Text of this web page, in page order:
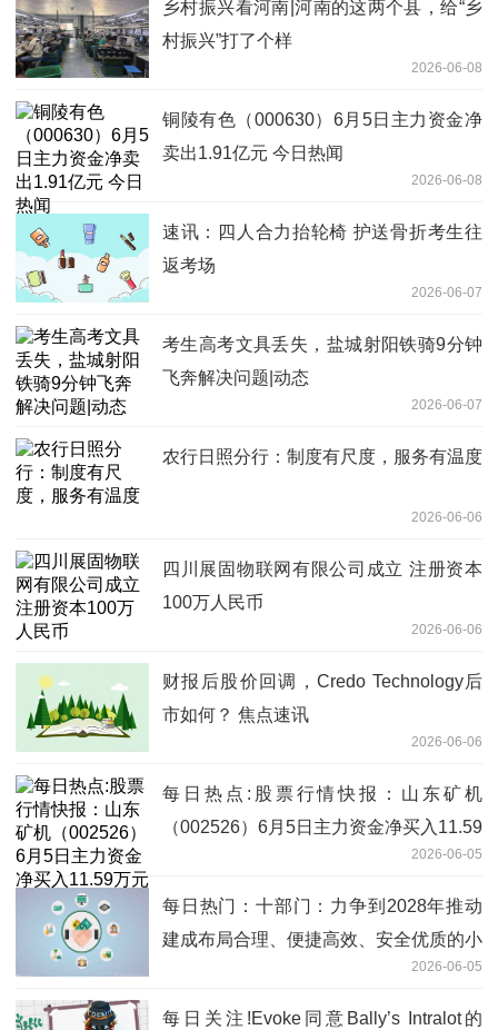
乡村振兴看河南|河南的这两个县，给“乡
村振兴”打了个样
2026-06-08
铜陵有色（000630）6月5日主力资金净
卖出1.91亿元 今日热闻
2026-06-08
速讯：四人合力抬轮椅 护送骨折考生往
返考场
2026-06-07
考生高考文具丢失，盐城射阳铁骑9分钟
飞奔解决问题|动态
2026-06-07
农行日照分行：制度有尺度，服务有温度
2026-06-06
四川展固物联网有限公司成立 注册资本
100万人民币
2026-06-06
财报后股价回调，Credo Technology后
市如何？ 焦点速讯
2026-06-06
每日热点:股票行情快报：山东矿机
（002526）6月5日主力资金净买入11.59
2026-06-05
每日热门：十部门：力争到2028年推动
建成布局合理、便捷高效、安全优质的小
2026-06-05
每日关注!Evoke同意Bally’s Intralot的